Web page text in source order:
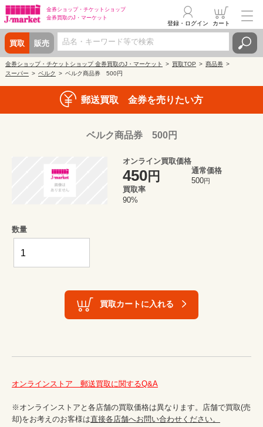
金券ショップ・ チケットショップ
金券買取のJ・マーケット
買取 販売
登録・ログイン カート
金券ショップ・チケットショップ 金券買取のJ・マーケット 買取TOP
商品券
スーパー
ベルク ベルク商品券 500円
郵送買取 金券を売りたい方
ベルク商品券 500円
オンライン買取価格
450円
通常価格
500円
買取率
90%
数量
買取カートに入れる
オンラインストア　郵送買取に関するQ&A
※オンラインストアと各店舗の買取価格は異なります。店舗で買取(売
却)をお考えのお客様は直接各店舗へお問い合わせください。